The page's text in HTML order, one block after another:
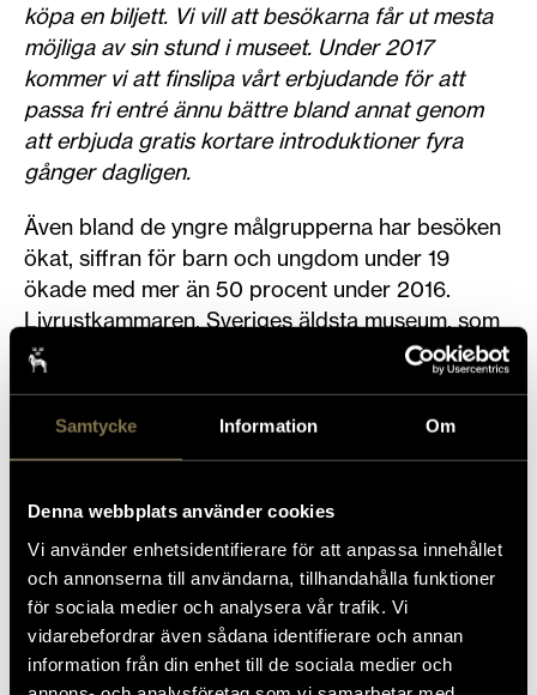
Samtycke Information Om
Denna webbplats använder cookies
Vi använder enhetsidentifierare för att anpassa innehållet
och annonserna till användarna, tillhandahålla funktioner
för sociala medier och analysera vår trafik. Vi
vidarebefordrar även sådana identifierare och annan
information från din enhet till de sociala medier och
köpa en biljett. Vi vill att besökarna får ut mesta
möjliga av sin stund i museet. Under 2017
kommer vi att finslipa vårt erbjudande för att
passa fri entré ännu bättre bland annat genom
att erbjuda gratis kortare introduktioner fyra
gånger dagligen.
Även bland de yngre målgrupperna har besöken
ökat, siffran för barn och ungdom under 19
ökade med mer än 50 procent under 2016.
Livrustkammaren, Sveriges äldsta museum, som
erbjuder många aktiviteter för barn, ser en klar
ökning bland barnfamiljerna. Bland annat lockade
den nyss avslutade utställningen
Prinsessor och prinsar
aktiviteter.
Kontakt:
Malin Grundberg, museichef Livrustkammaren
Tel 08 - 402 30 40